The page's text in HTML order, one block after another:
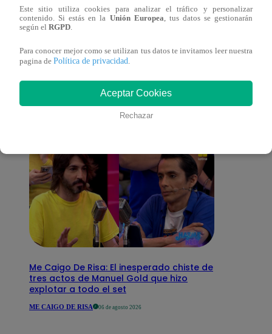
También te puede
interesar
Me Caigo De Risa: El inesperado chiste de
tres actos de Manuel Gold que hizo
explotar a todo el set
ME CAIGO DE RISA 06 de agosto 2026
Este sitio utiliza cookies para analizar el tráfico y personalizar
contenido. Si estás en la Unión Europea, tus datos se gestionarán
según el RGPD.
Para conocer mejor como se utilizan tus datos te invitamos leer nuestra
pagina de Política de privacidad.
Aceptar Cookies
Rechazar